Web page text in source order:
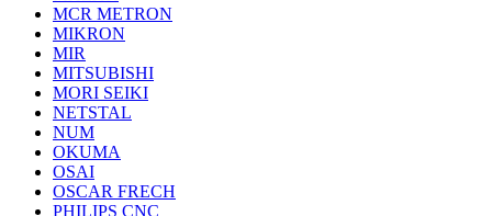
MCR METRON
MIKRON
MIR
MITSUBISHI
MORI SEIKI
NETSTAL
NUM
OKUMA
OSAI
OSCAR FRECH
PHILIPS CNC